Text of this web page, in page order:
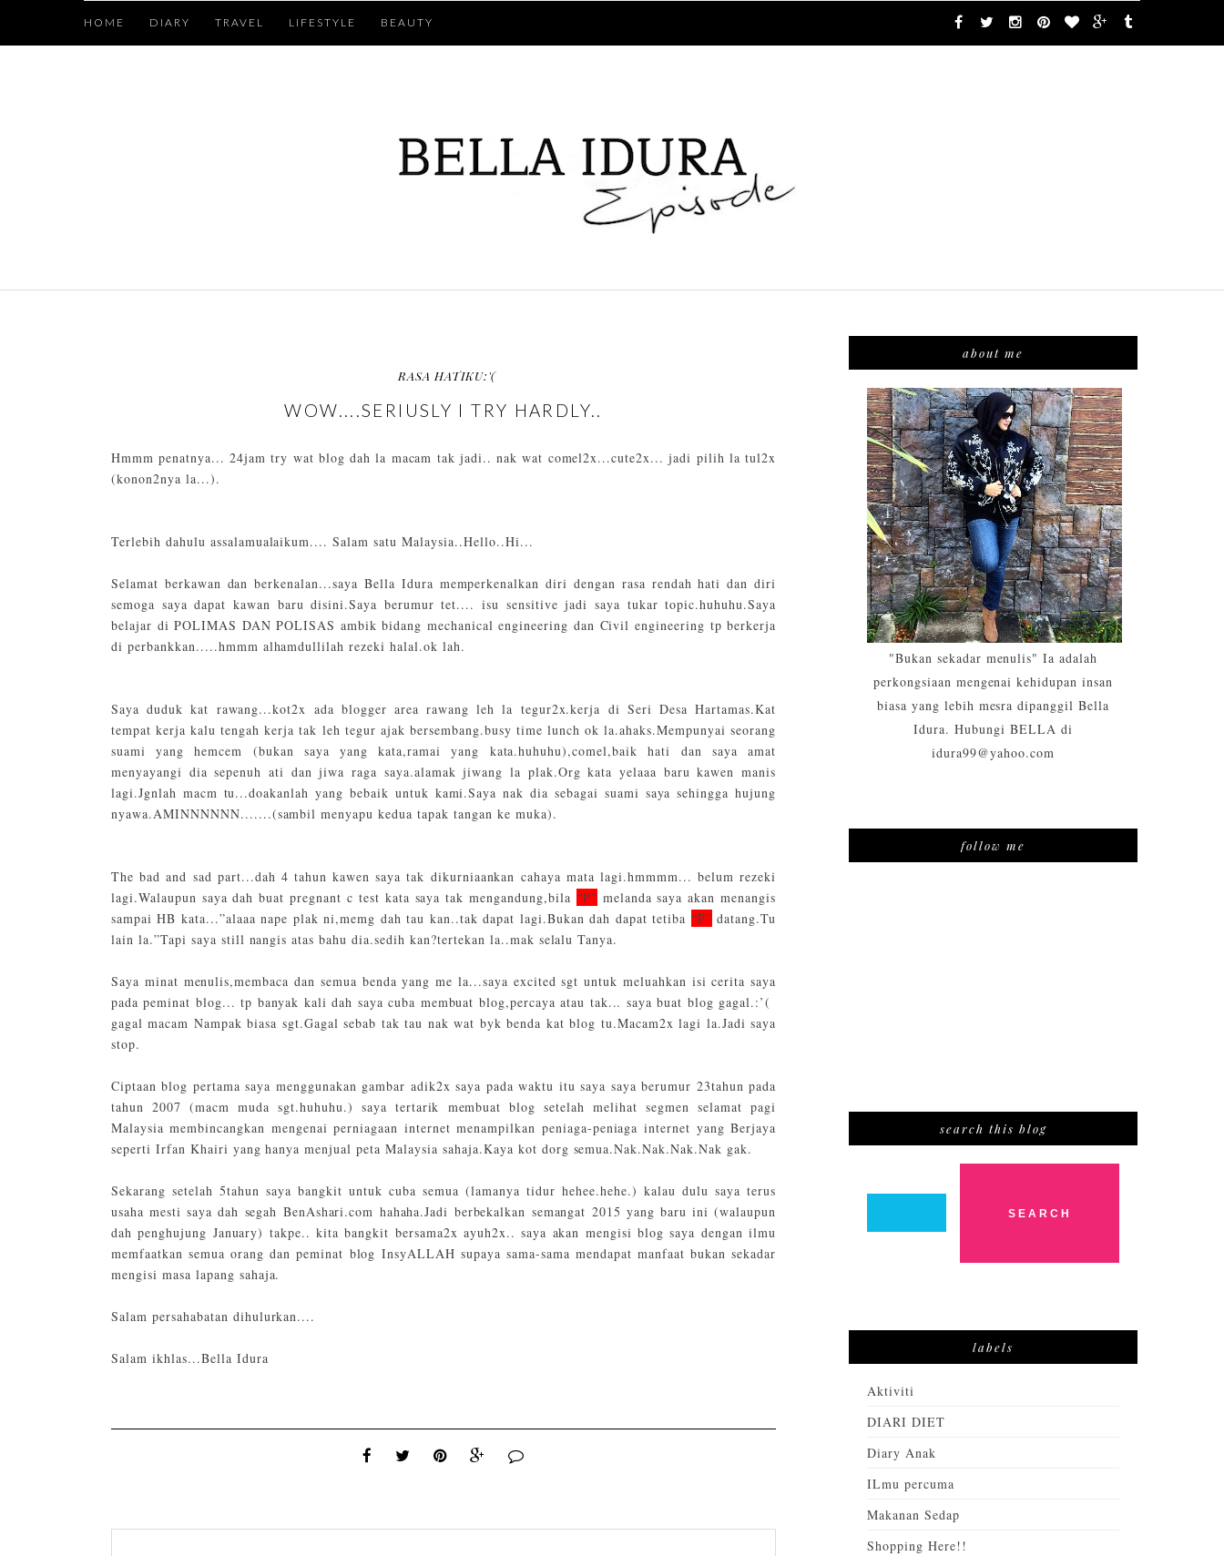
HOME DIARY TRAVEL LIFESTYLE BEAUTY
RASA HATIKU:'(
WOW....SERIUSLY I TRY HARDLY..
Hmmm penatnya... 24jam try wat blog dah la macam tak jadi.. nak wat comel2x...cute2x... jadi pilih la tul2x
(konon2nya la...).
Terlebih dahulu assalamualaikum.... Salam satu Malaysia..Hello..Hi...
Selamat berkawan dan berkenalan...saya Bella Idura memperkenalkan diri dengan rasa rendah hati dan diri
semoga saya dapat kawan baru disini.Saya berumur tet.... isu sensitive jadi saya tukar topic.huhuhu.Saya
belajar di POLIMAS DAN POLISAS ambik bidang mechanical engineering dan Civil engineering tp berkerja
di perbankkan.....hmmm alhamdullilah rezeki halal.ok lah.
Saya duduk kat rawang...kot2x ada blogger area rawang leh la tegur2x.kerja di Seri Desa Hartamas.Kat
tempat kerja kalu tengah kerja tak leh tegur ajak bersembang.busy time lunch ok la.ahaks.Mempunyai seorang
suami yang hemcem (bukan saya yang kata,ramai yang kata.huhuhu),comel,baik hati dan saya amat
menyayangi dia sepenuh ati dan jiwa raga saya.alamak jiwang la plak.Org kata yelaaa baru kawen manis
lagi.Jgnlah macm tu...doakanlah yang bebaik untuk kami.Saya nak dia sebagai suami saya sehingga hujung
nyawa.AMINNNNNN.......(sambil menyapu kedua tapak tangan ke muka).
The bad and sad part...dah 4 tahun kawen saya tak dikurniaankan cahaya mata lagi.hmmmm... belum rezeki
lagi.Walaupun saya dah buat pregnant c test kata saya tak mengandung,bila “P” melanda saya akan menangis
sampai HB kata...”alaaa nape plak ni,memg dah tau kan..tak dapat lagi.Bukan dah dapat tetiba “P” datang.Tu
lain la.”Tapi saya still nangis atas bahu dia.sedih kan?tertekan la..mak selalu Tanya.
Saya minat menulis,membaca dan semua benda yang me la...saya excited sgt untuk meluahkan isi cerita saya
pada peminat blog... tp banyak kali dah saya cuba membuat blog,percaya atau tak... saya buat blog gagal.:’(
gagal macam Nampak biasa sgt.Gagal sebab tak tau nak wat byk benda kat blog tu.Macam2x lagi la.Jadi saya
stop.
Ciptaan blog pertama saya menggunakan gambar adik2x saya pada waktu itu saya saya berumur 23tahun pada
tahun 2007 (macm muda sgt.huhuhu.) saya tertarik membuat blog setelah melihat segmen selamat pagi
Malaysia membincangkan mengenai perniagaan internet menampilkan peniaga-peniaga internet yang Berjaya
seperti Irfan Khairi yang hanya menjual peta Malaysia sahaja.Kaya kot dorg semua.Nak.Nak.Nak.Nak gak.
Sekarang setelah 5tahun saya bangkit untuk cuba semua (lamanya tidur hehee.hehe.) kalau dulu saya terus
usaha mesti saya dah segah BenAshari.com hahaha.Jadi berbekalkan semangat 2015 yang baru ini (walaupun
dah penghujung January) takpe.. kita bangkit bersama2x ayuh2x.. saya akan mengisi blog saya dengan ilmu
memfaatkan semua orang dan peminat blog InsyALLAH supaya sama-sama mendapat manfaat bukan sekadar
mengisi masa lapang sahaja.
Salam persahabatan dihulurkan....
Salam ikhlas...Bella Idura
about me
"Bukan sekadar menulis" Ia adalah
perkongsiaan mengenai kehidupan insan
biasa yang lebih mesra dipanggil Bella
Idura. Hubungi BELLA di
idura99@yahoo.com
follow me
search this blog
labels
Aktiviti
DIARI DIET
Diary Anak
ILmu percuma
Makanan Sedap
Shopping Here!!